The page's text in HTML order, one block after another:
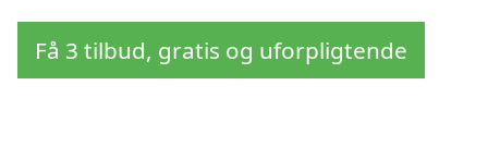
Få 3 tilbud, gratis og uforpligtende